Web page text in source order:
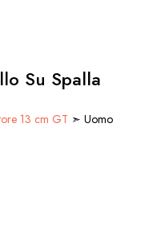
Su Spalla
13 cm GT ➣ Uomo